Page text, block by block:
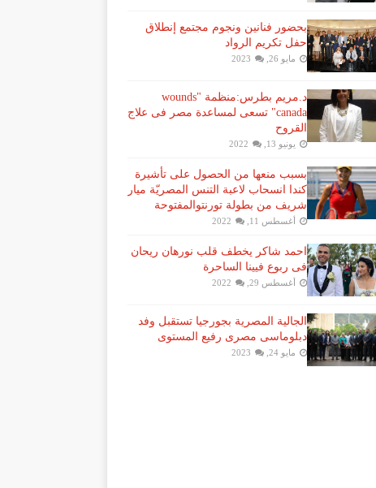
بحضور فنانين ونجوم مجتمع إنطلاق
حفل تكريم الرواد
مايو 26, 2023
د.مريم بطرس:منظمة "wounds
canada" تسعى لمساعدة مصر فى علاج
القروح
يونيو 13, 2022
بسبب منعها من الحصول على تأشيرة
كندا انسحاب لاعبة ​التنس​ المصريّة ​ميار
شريف​ من بطولة ​تورنتو​المفتوحة
أغسطس 11, 2022
احمد شاكر يخطف قلب نورهان ريحان
فى ربوع فيينا الساحرة
أغسطس 29, 2022
الجالية المصرية بجورجيا تستقبل وفد
دبلوماسى مصرى رفيع المستوى
مايو 24, 2023